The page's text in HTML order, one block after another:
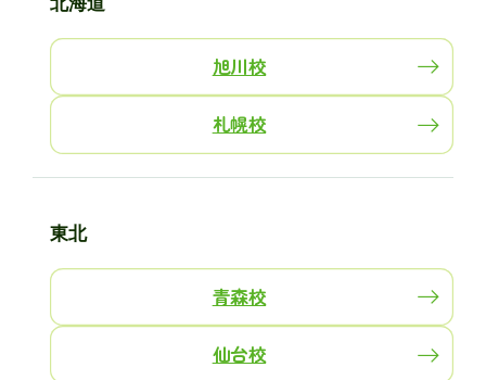
旭川校
札幌校
東北
青森校
仙台校